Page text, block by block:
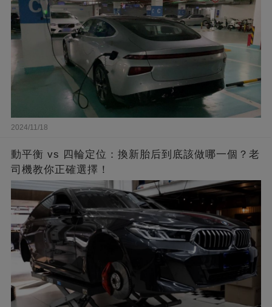
2024/11/18
動平衡 vs 四輪定位：換新胎后到底該做哪一個？老
司機教你正確選擇！